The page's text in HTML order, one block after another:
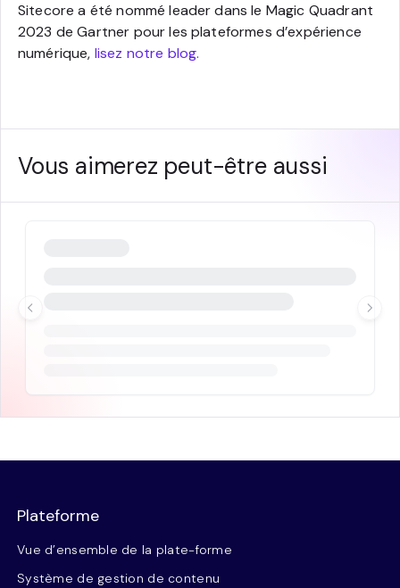
Sitecore a été nommé leader dans le Magic Quadrant
2023 de Gartner pour les plateformes d’expérience
numérique, lisez notre blog.
Vous aimerez peut-être aussi
Plateforme
Vue d’ensemble de la plate-forme
Système de gestion de contenu